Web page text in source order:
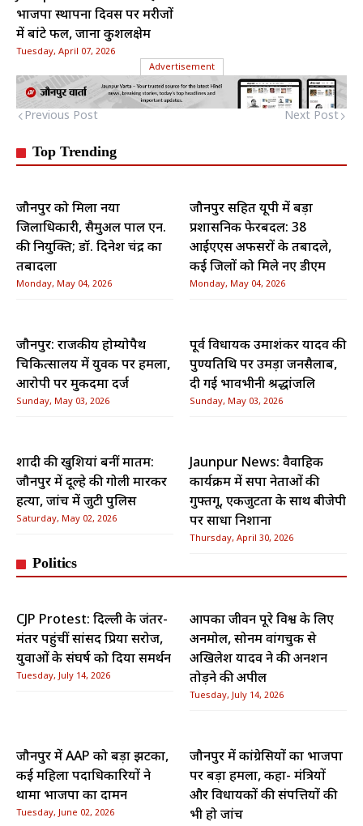
भाजपा स्थापना दिवस पर मरीजों
में बांटे फल, जाना कुशलक्षेम
Tuesday, April 07, 2026
Advertisement
Previous Post Next Post
Top Trending
जौनपुर को मिला नया
जिलाधिकारी, सैमुअल पाल एन.
की नियुक्ति; डॉ. दिनेश चंद्र का
तबादला
Monday, May 04, 2026
जौनपुर सहित यूपी में बड़ा
प्रशासनिक फेरबदल: 38
आईएएस अफसरों के तबादले,
कई जिलों को मिले नए डीएम
Monday, May 04, 2026
जौनपुर: राजकीय होम्योपैथ
चिकित्सालय में युवक पर हमला,
आरोपी पर मुकदमा दर्ज
Sunday, May 03, 2026
पूर्व विधायक उमाशंकर यादव की
पुण्यतिथि पर उमड़ा जनसैलाब,
दी गई भावभीनी श्रद्धांजलि
Sunday, May 03, 2026
शादी की खुशियां बनीं मातम:
जौनपुर में दूल्हे की गोली मारकर
हत्या, जांच में जुटी पुलिस
Saturday, May 02, 2026
Jaunpur News: वैवाहिक
कार्यक्रम में सपा नेताओं की
गुफ्तगू, एकजुटता के साथ बीजेपी
पर साधा निशाना
Thursday, April 30, 2026
Politics
CJP Protest: दिल्ली के जंतर-
मंतर पहुंचीं सांसद प्रिया सरोज,
युवाओं के संघर्ष को दिया समर्थन
Tuesday, July 14, 2026
आपका जीवन पूरे विश्व के लिए
अनमोल, सोनम वांगचुक से
अखिलेश यादव ने की अनशन
तोड़ने की अपील
Tuesday, July 14, 2026
जौनपुर में AAP को बड़ा झटका,
कई महिला पदाधिकारियों ने
थामा भाजपा का दामन
Tuesday, June 02, 2026
जौनपुर में कांग्रेसियों का भाजपा
पर बड़ा हमला, कहा- मंत्रियों
और विधायकों की संपत्तियों की
भी हो जांच